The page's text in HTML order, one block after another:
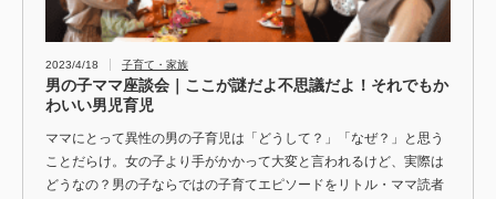
2023/4/18 子育て・家族
男の子ママ座談会｜ここが謎だよ不思議だよ！それでもか
わいい男児育児
ママにとって異性の男の子育児は「どうして？」「なぜ？」と思う
ことだらけ。女の子より手がかかって大変と言われるけど、実際は
どうなの？男の子ならではの子育てエピソードをリトル・ママ読者